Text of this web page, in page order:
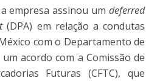
empresa assinou um deferred
(DPA) em relação a condutas
com o Departamento de
um acordo com a Comissão de
Futuras (CFTC), que